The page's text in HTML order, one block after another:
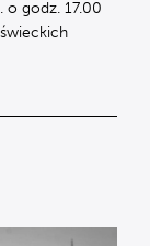
o godz. 17.00